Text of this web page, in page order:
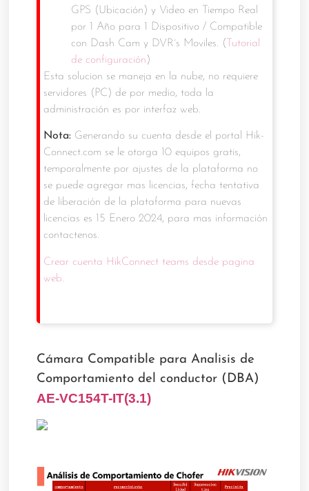
GPS (Ubicación) y Video en Tiempo Real
por 1 Año para 1 Dispositivo / Compatible
con Dash Cam y DVR´s Moviles. (
Tutorial
de configuración )
Esta solucion se maneja en la nube, no requiere
servidores (PC) de por medio, toda la
administración es por interfaz web.
Nota: Generando su cuenta desde el portal Hik-
Connect.com se le otorga 10 equipos gratis,
temporalmente por ajustes de la plataforma no
se puede agregar mas licencias, fecha tentativa
de liberación de la plataforma para nuevas
licencias es 15 Enero 2024, para mas información
contactenos.
Crear cuenta HikConnect teams desde pagina
web.
Cámara Compatible para Analisis de
Comportamiento del conductor (DBA)
AE-VC154T-IT(3.1)